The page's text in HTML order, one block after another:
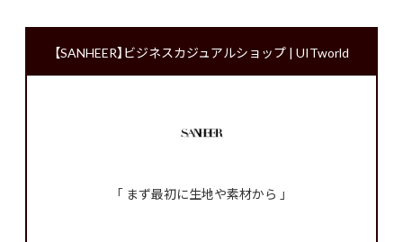
【SANHEER】ビジネスカジュアルショップ | UITworld
「 まず最初に生地や素材から 」